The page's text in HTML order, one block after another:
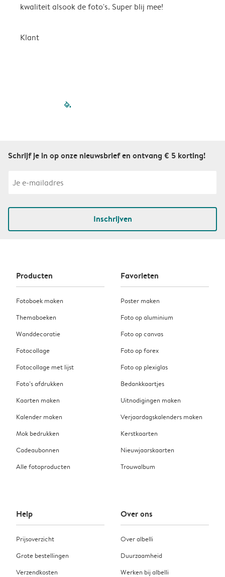
kwaliteit alsook de foto's. Super blij mee!
Klant
filled-pagination
Schrijf je in op onze nieuwsbrief en ontvang € 5 korting!
Inschrijven
Producten
Fotoboek maken
Themaboeken
Wanddecoratie
Fotocollage
Fotocollage met lijst
Foto’s afdrukken
Kaarten maken
Kalender maken
Mok bedrukken
Cadeaubonnen
Alle fotoproducten
Favorieten
Poster maken
Foto op aluminium
Foto op canvas
Foto op forex
Foto op plexiglas
Bedankkaartjes
Uitnodigingen maken
Verjaardagskalenders maken
Kerstkaarten
Nieuwjaarskaarten
Trouwalbum
Help
Prijsoverzicht
Grote bestellingen
Verzendkosten
Over ons
Over albelli
Duurzaamheid
Werken bij albelli